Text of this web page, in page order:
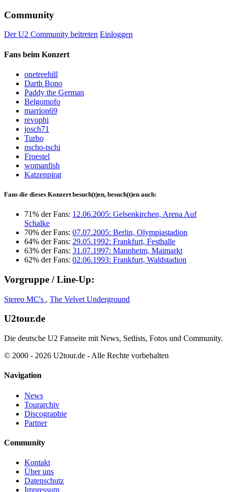
Community
Der U2 Community beitreten Einloggen
Fans beim Konzert
onetreehill
Darth Bono
Paddy the German
Belgomofo
marrion69
revophi
josch71
Turbo
nscho-tschi
Froestel
womanfish
Katzenpirat
Fans die dieses Konzert besuch(t)en, besuch(t)en auch:
71% der Fans: 12.06.2005: Gelsenkirchen, Arena Auf
Schalke
70% der Fans: 07.07.2005: Berlin, Olympiastadion
64% der Fans: 29.05.1992: Frankfurt, Festhalle
63% der Fans: 31.07.1997: Mannheim, Maimarkt
62% der Fans: 02.06.1993: Frankfurt, Waldstadion
Vorgruppe / Line-Up:
Stereo MC's , The Velvet Underground
U2tour.de
Die deutsche U2 Fanseite mit News, Setlists, Fotos und Community.
© 2000 - 2026 U2tour.de - Alle Rechte vorbehalten
Navigation
News
Tourarchiv
Discographie
Partner
Community
Kontakt
Über uns
Datenschutz
Impressum